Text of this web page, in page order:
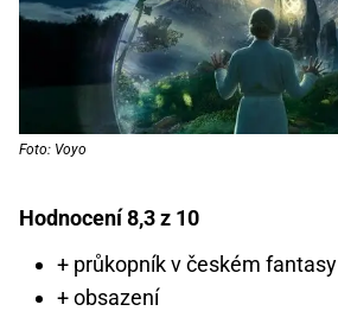
Foto: Voyo
Hodnocení 8,3 z 10
+ průkopník v českém fantasy
+ obsazení